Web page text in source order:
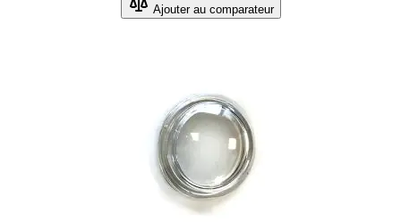
Ajouter au comparateur